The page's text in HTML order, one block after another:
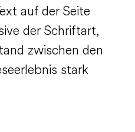
auf der Seite
der Schriftart,
zwischen den
stark